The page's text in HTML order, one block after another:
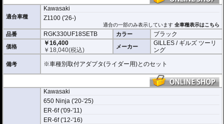
適合車種
Kawasaki
Z1100 ('26-)
適合の一部のみ表示しています全車種表示はこちら
品番 RGK330UF18SETB カラー ブラック
価格
￥16,400
￥ 18,040(税込) メーカー
GILLES / ギルズ ツーリ
ング
備考 ※車種別取付アダプタ(ライダー用)とのセット
Kawasaki
650 Ninja ('20-'25)
ER-6f ('09-'11)
ER-6f ('12-'16)